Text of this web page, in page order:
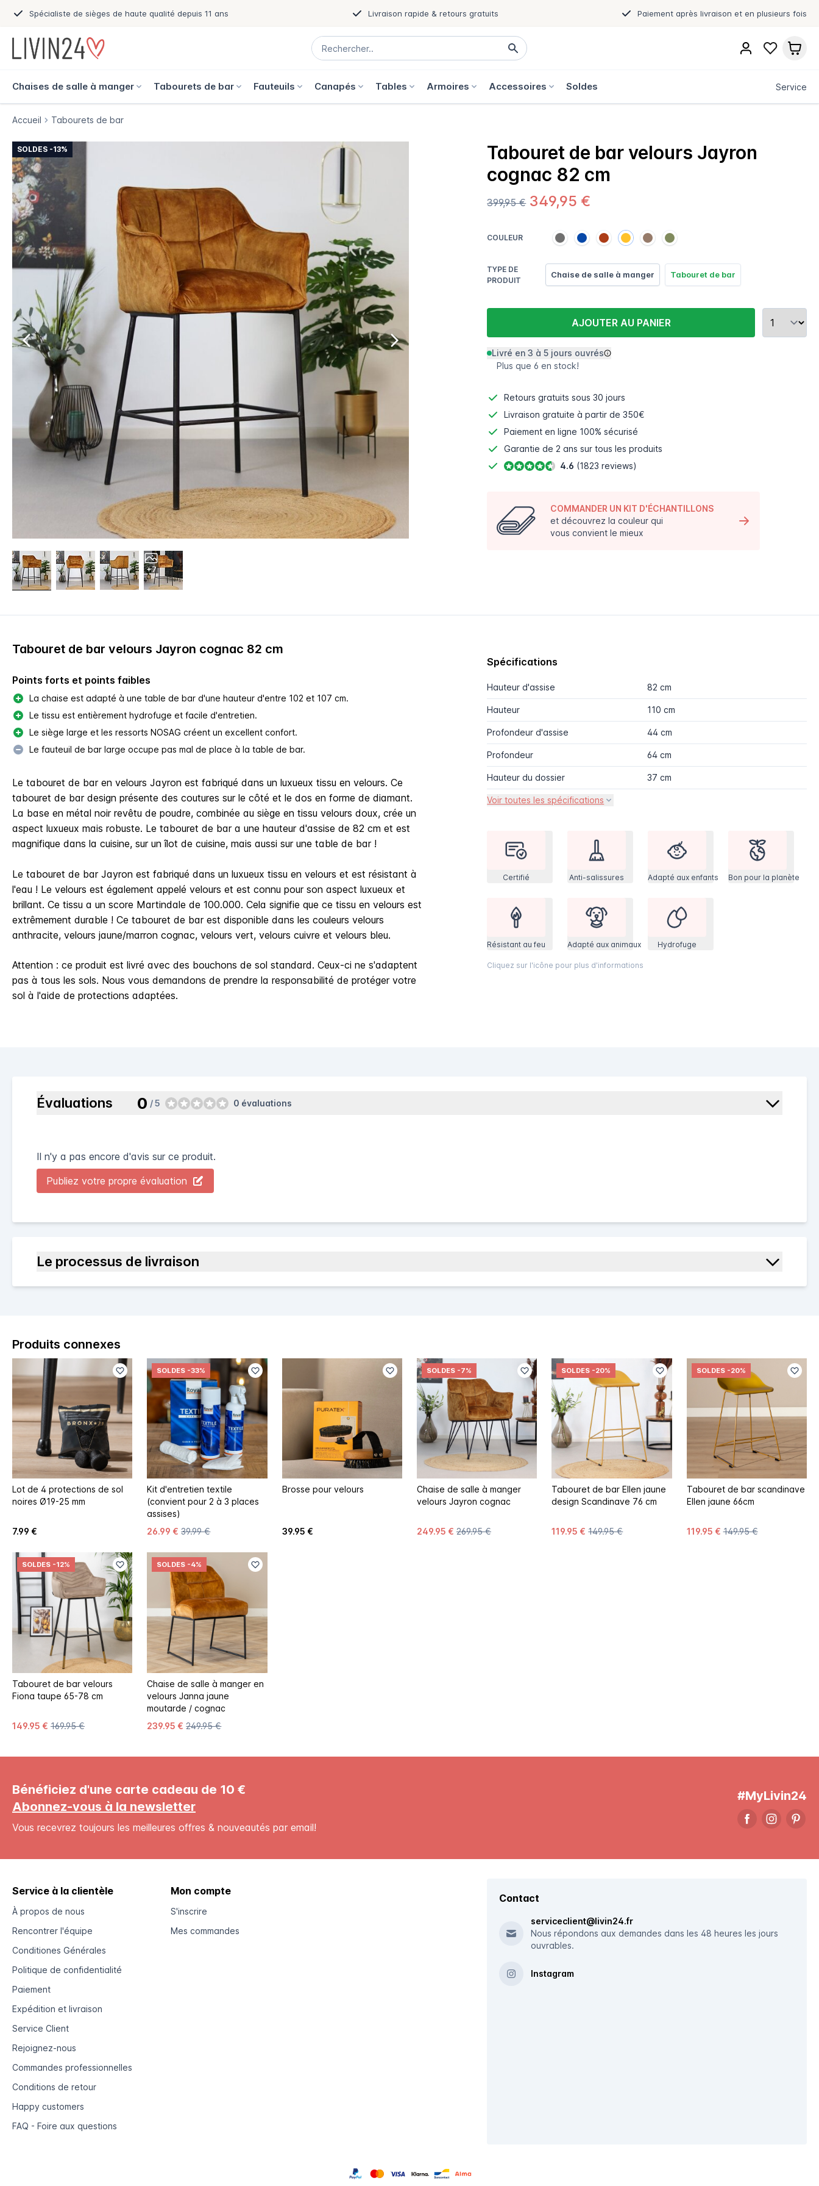
Spécialiste de sièges de haute qualité depuis 11 ans Livraison rapide & retours gratuits Paiement après livraison et en plusieurs fois
Chaises de salle à manger Tabourets de bar Fauteuils Canapés Tables Armoires Accessoires Soldes Service
Accueil Tabourets de bar
SOLDES -13%
+7
Tabouret de bar velours Jayron
cognac 82 cm
399,95 € 349,95 €
COULEUR
TYPE DE
PRODUIT
Chaise de salle à manger Tabouret de bar
AJOUTER AU PANIER
Livré en 3 à 5 jours ouvrés
Plus que 6 en stock!
Retours gratuits sous 30 jours
Livraison gratuite à partir de 350€
Paiement en ligne 100% sécurisé
Garantie de 2 ans sur tous les produits
4.6 (1823 reviews)
COMMANDER UN KIT D'ÉCHANTILLONS
et découvrez la couleur qui
vous convient le mieux
Tabouret de bar velours Jayron cognac 82 cm
Points forts et points faibles
La chaise est adapté à une table de bar d'une hauteur d'entre 102 et 107 cm.
Le tissu est entièrement hydrofuge et facile d'entretien.
Le siège large et les ressorts NOSAG créent un excellent confort.
Le fauteuil de bar large occupe pas mal de place à la table de bar.
Le tabouret de bar en velours Jayron est fabriqué dans un luxueux tissu en velours. Ce
tabouret de bar design présente des coutures sur le côté et le dos en forme de diamant.
La base en métal noir revêtu de poudre, combinée au siège en tissu velours doux, crée un
aspect luxueux mais robuste. Le tabouret de bar a une hauteur d'assise de 82 cm et est
magnifique dans la cuisine, sur un îlot de cuisine, mais aussi sur une table de bar !
Le tabouret de bar Jayron est fabriqué dans un luxueux tissu en velours et est résistant à
l'eau ! Le velours est également appelé velours et est connu pour son aspect luxueux et
brillant. Ce tissu a un score Martindale de 100.000. Cela signifie que ce tissu en velours est
extrêmement durable ! Ce tabouret de bar est disponible dans les couleurs velours
anthracite, velours jaune/marron cognac, velours vert, velours cuivre et velours bleu.
Attention : ce produit est livré avec des bouchons de sol standard. Ceux-ci ne s'adaptent
pas à tous les sols. Nous vous demandons de prendre la responsabilité de protéger votre
sol à l'aide de protections adaptées.
Spécifications
Hauteur d'assise 82 cm
Hauteur 110 cm
Profondeur d'assise 44 cm
Profondeur 64 cm
Hauteur du dossier 37 cm
Voir toutes les spécifications
Certifié Anti-salissures Adapté aux enfants Bon pour la planète
Résistant au feu Adapté aux animaux Hydrofuge
Cliquez sur l'icône pour plus d'informations
Évaluations 0 / 5 0 évaluations
Il n'y a pas encore d'avis sur ce produit.
Publiez votre propre évaluation
Le processus de livraison
Produits connexes
Lot de 4 protections de sol
noires Ø19-25 mm
7.99 €
SOLDES -33%
Kit d'entretien textile
(convient pour 2 à 3 places
assises)
26.99 € 39.99 €
Brosse pour velours
39.95 €
SOLDES -7%
Chaise de salle à manger
velours Jayron cognac
249.95 € 269.95 €
SOLDES -20%
Tabouret de bar Ellen jaune
design Scandinave 76 cm
119.95 € 149.95 €
SOLDES -20%
Tabouret de bar scandinave
Ellen jaune 66cm
119.95 € 149.95 €
SOLDES -12%
Tabouret de bar velours
Fiona taupe 65-78 cm
149.95 € 169.95 €
SOLDES -4%
Chaise de salle à manger en
velours Janna jaune
moutarde / cognac
239.95 € 249.95 €
Bénéficiez d'une carte cadeau de 10 €
Abonnez-vous à la newsletter
Vous recevrez toujours les meilleures offres & nouveautés par email!
#MyLivin24
Service à la clientèle
À propos de nous
Rencontrer l'équipe
Conditiones Générales
Politique de confidentialité
Paiement
Expédition et livraison
Service Client
Rejoignez-nous
Commandes professionnelles
Conditions de retour
Happy customers
FAQ - Foire aux questions
Mon compte
S'inscrire
Mes commandes
Contact
serviceclient@livin24.fr
Nous répondons aux demandes dans les 48 heures les jours
ouvrables.
Instagram